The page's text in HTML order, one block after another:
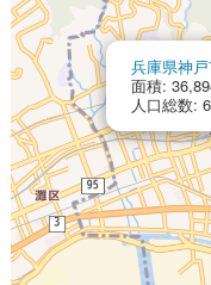
兵庫県神
面積:
人口総数: